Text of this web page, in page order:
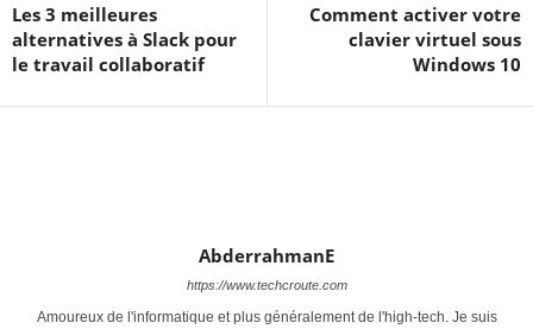
Les 3 meilleures
alternatives à Slack pour
le travail collaboratif
Comment activer votre
clavier virtuel sous
Windows 10
AbderrahmanE
https://www.techcroute.com
Amoureux de l'informatique et plus généralement de l'high-tech. Je suis